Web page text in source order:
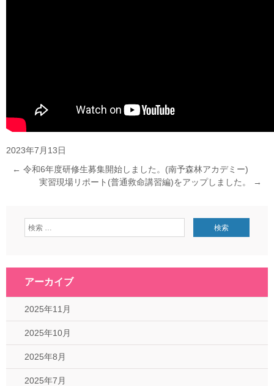
2023年7月13日
← 令和6年度研修生募集開始しました。(南予森林アカデミー)
実習現場リポート(普通救命講習編)をアップしました。
→
アーカイブ
2025年11月
2025年10月
2025年8月
2025年7月